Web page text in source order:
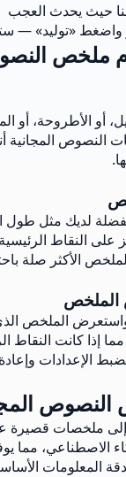
حيث يحدث العجب
واضغط «توليد» —
ملخص
أو الأطروحة، أو
المجانية
لديك مثل طول
على النقاط
الأكثر صلة
الملخص
الملخص
إذا كانت النقاط
الإعدادات
ملخصات قصيرة
الاصطناعي، مما
المعلومات